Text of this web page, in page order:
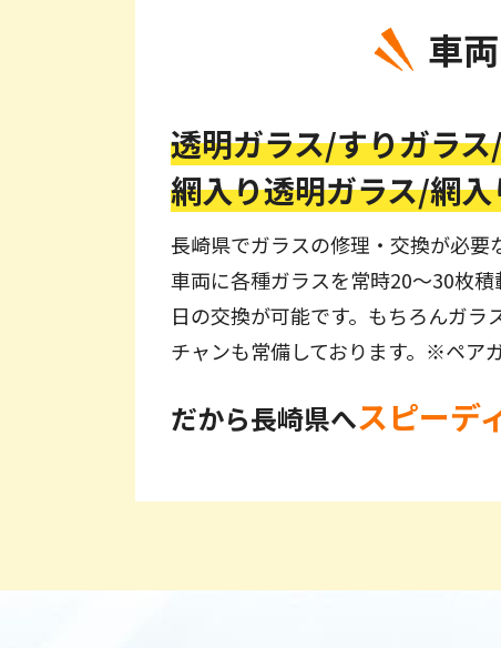
車
透明ガラス/すりガラ
網入り透明ガラス/網
長崎県でガラスの修理・交換が必
車両に各種ガラスを常時20〜30枚
日の交換が可能です。もちろんガ
チャンも常備しております。※ペア
だから長崎県へスピーデ